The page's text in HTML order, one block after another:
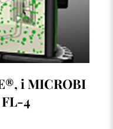
i MICROBI
4